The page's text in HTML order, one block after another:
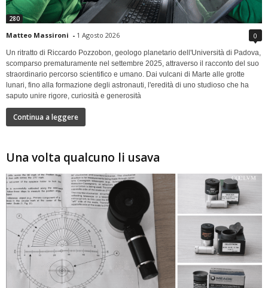
280
Matteo Massironi - 1 Agosto 2026 0
Un ritratto di Riccardo Pozzobon, geologo planetario dell'Università di Padova,
scomparso prematuramente nel settembre 2025, attraverso il racconto del suo
straordinario percorso scientifico e umano. Dai vulcani di Marte alle grotte
lunari, fino alla formazione degli astronauti, l'eredità di uno studioso che ha
saputo unire rigore, curiosità e generosità
Continua a leggere
Una volta qualcuno li usava